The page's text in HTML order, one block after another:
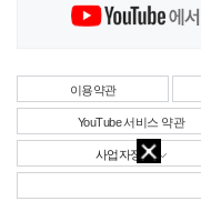
이용약관
YouTube 서비스 약관
사업자정보